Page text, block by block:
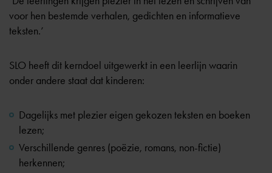
voor hen bestemde verhalen, gedichten en informatieve
teksten.’
SLO heeft dit kerndoel uitgewerkt in een leerlijn waarin
onder andere staat dat kinderen:
Dagelijks met plezier eigen gekozen teksten en boeken
lezen;
Verschillende genres (poëzie, romans, non-fictie)
herkennen;